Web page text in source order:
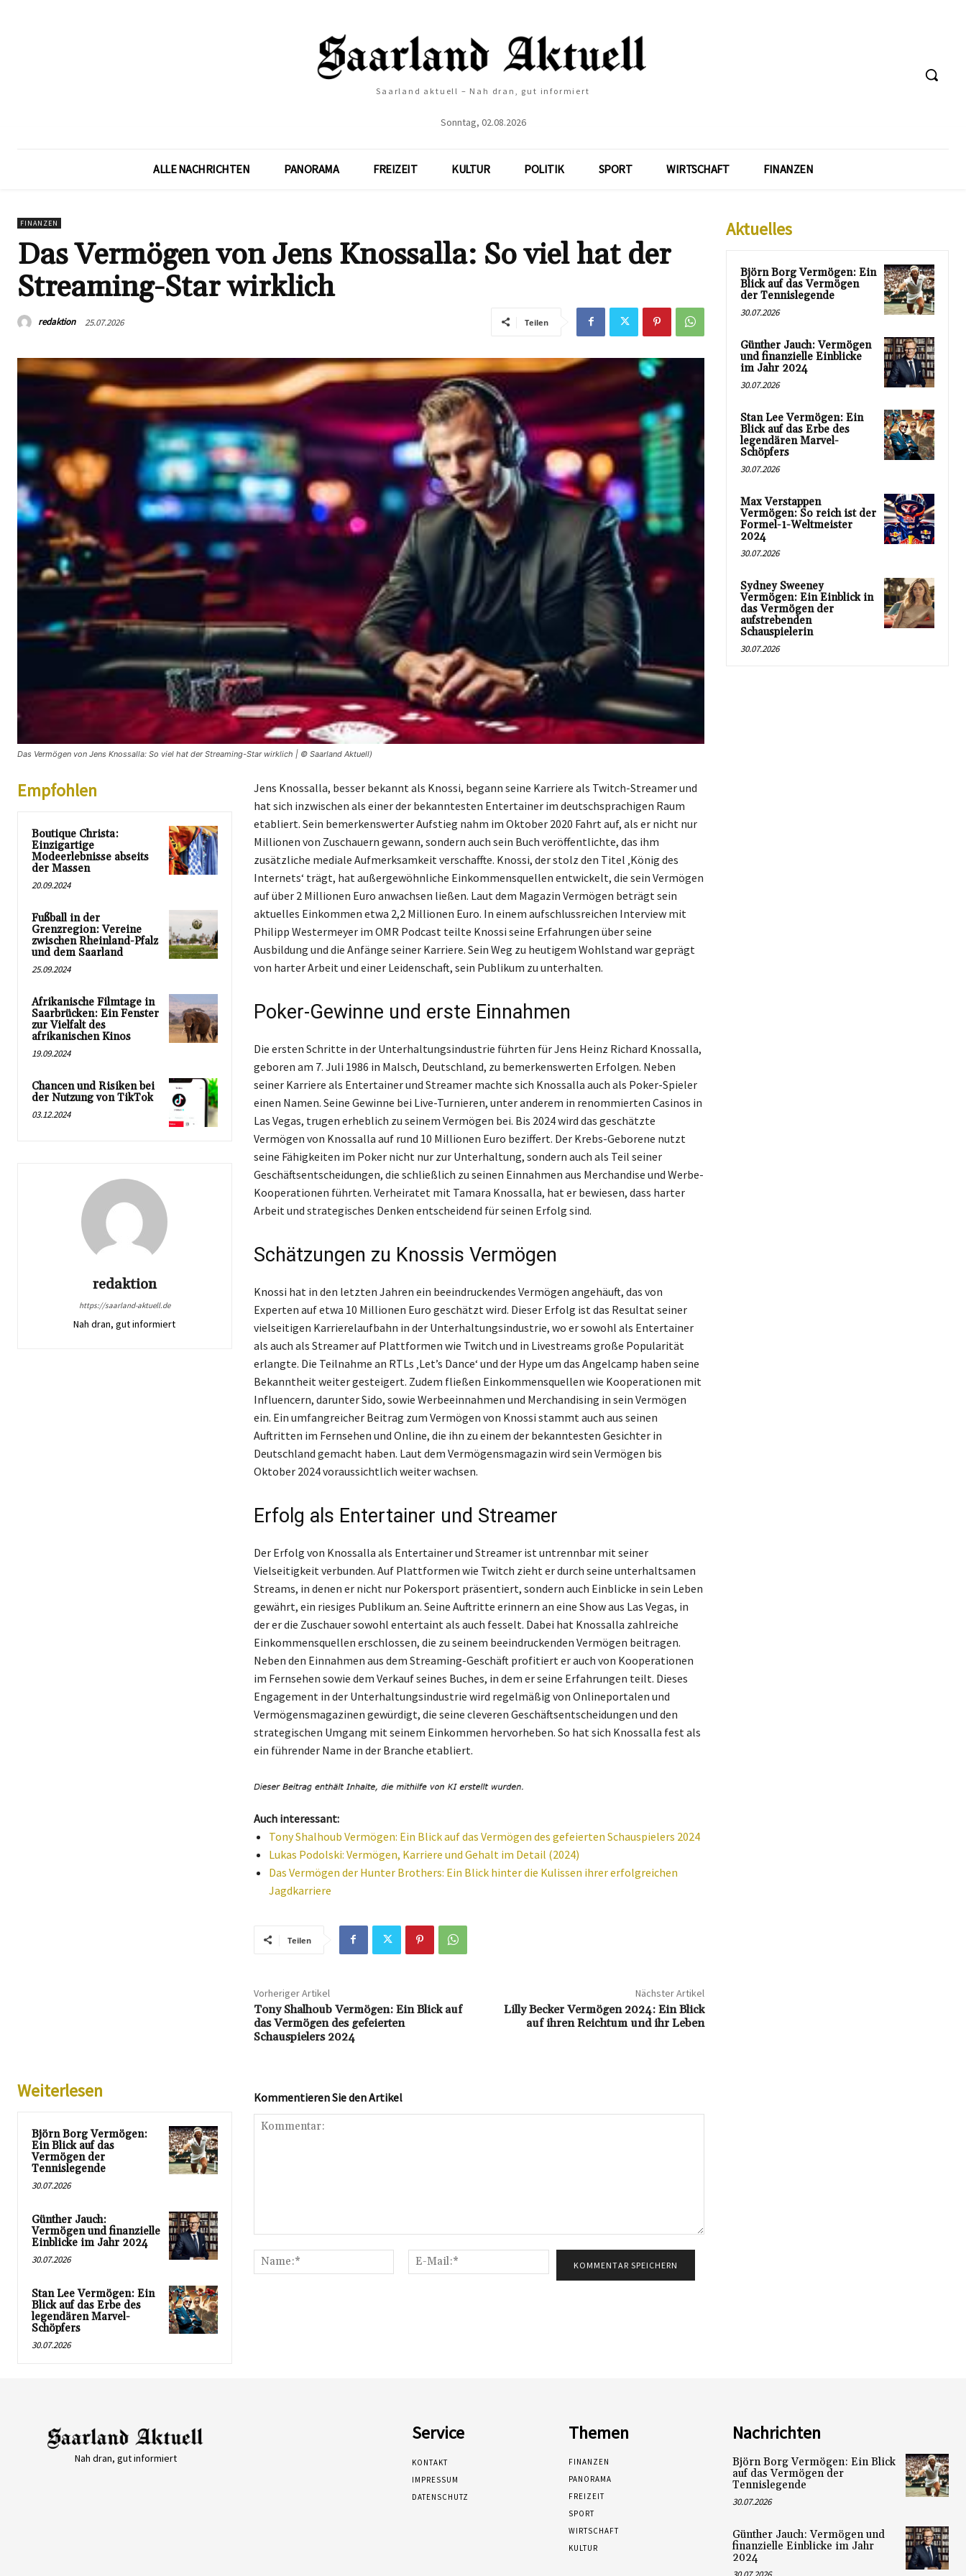
Saarland aktuell – Nah dran, gut informiert
Sonntag, 02.08.2026
ALLE NACHRICHTEN PANORAMA FREIZEIT KULTUR POLITIK SPORT WIRTSCHAFT FINANZEN
FINANZEN
Das Vermögen von Jens Knossalla: So viel hat der
Streaming-Star wirklich
redaktion 25.07.2026 Teilen
Das Vermögen von Jens Knossalla: So viel hat der Streaming-Star wirklich | © Saarland Aktuell)
Empfohlen
Boutique Christa:
Einzigartige
Modeerlebnisse abseits
der Massen
20.09.2024
Fußball in der
Grenzregion: Vereine
zwischen Rheinland-Pfalz
und dem Saarland
25.09.2024
Afrikanische Filmtage in
Saarbrücken: Ein Fenster
zur Vielfalt des
afrikanischen Kinos
19.09.2024
Chancen und Risiken bei
der Nutzung von TikTok
03.12.2024
redaktion
https://saarland-aktuell.de
Nah dran, gut informiert
Jens Knossalla, besser bekannt als Knossi, begann seine Karriere als Twitch-Streamer und
hat sich inzwischen als einer der bekanntesten Entertainer im deutschsprachigen Raum
etabliert. Sein bemerkenswerter Aufstieg nahm im Oktober 2020 Fahrt auf, als er nicht nur
Millionen von Zuschauern gewann, sondern auch sein Buch veröffentlichte, das ihm
zusätzliche mediale Aufmerksamkeit verschaffte. Knossi, der stolz den Titel ‚König des
Internets‘ trägt, hat außergewöhnliche Einkommensquellen entwickelt, die sein Vermögen
auf über 2 Millionen Euro anwachsen ließen. Laut dem Magazin Vermögen beträgt sein
aktuelles Einkommen etwa 2,2 Millionen Euro. In einem aufschlussreichen Interview mit
Philipp Westermeyer im OMR Podcast teilte Knossi seine Erfahrungen über seine
Ausbildung und die Anfänge seiner Karriere. Sein Weg zu heutigem Wohlstand war geprägt
von harter Arbeit und einer Leidenschaft, sein Publikum zu unterhalten.
Poker-Gewinne und erste Einnahmen
Die ersten Schritte in der Unterhaltungsindustrie führten für Jens Heinz Richard Knossalla,
geboren am 7. Juli 1986 in Malsch, Deutschland, zu bemerkenswerten Erfolgen. Neben
seiner Karriere als Entertainer und Streamer machte sich Knossalla auch als Poker-Spieler
einen Namen. Seine Gewinne bei Live-Turnieren, unter anderem in renommierten Casinos in
Las Vegas, trugen erheblich zu seinem Vermögen bei. Bis 2024 wird das geschätzte
Vermögen von Knossalla auf rund 10 Millionen Euro beziffert. Der Krebs-Geborene nutzt
seine Fähigkeiten im Poker nicht nur zur Unterhaltung, sondern auch als Teil seiner
Geschäftsentscheidungen, die schließlich zu seinen Einnahmen aus Merchandise und Werbe-
Kooperationen führten. Verheiratet mit Tamara Knossalla, hat er bewiesen, dass harter
Arbeit und strategisches Denken entscheidend für seinen Erfolg sind.
Schätzungen zu Knossis Vermögen
Knossi hat in den letzten Jahren ein beeindruckendes Vermögen angehäuft, das von
Experten auf etwa 10 Millionen Euro geschätzt wird. Dieser Erfolg ist das Resultat seiner
vielseitigen Karrierelaufbahn in der Unterhaltungsindustrie, wo er sowohl als Entertainer
als auch als Streamer auf Plattformen wie Twitch und in Livestreams große Popularität
erlangte. Die Teilnahme an RTLs ‚Let’s Dance‘ und der Hype um das Angelcamp haben seine
Bekanntheit weiter gesteigert. Zudem fließen Einkommensquellen wie Kooperationen mit
Influencern, darunter Sido, sowie Werbeeinnahmen und Merchandising in sein Vermögen
ein. Ein umfangreicher Beitrag zum Vermögen von Knossi stammt auch aus seinen
Auftritten im Fernsehen und Online, die ihn zu einem der bekanntesten Gesichter in
Deutschland gemacht haben. Laut dem Vermögensmagazin wird sein Vermögen bis
Oktober 2024 voraussichtlich weiter wachsen.
Erfolg als Entertainer und Streamer
Der Erfolg von Knossalla als Entertainer und Streamer ist untrennbar mit seiner
Vielseitigkeit verbunden. Auf Plattformen wie Twitch zieht er durch seine unterhaltsamen
Streams, in denen er nicht nur Pokersport präsentiert, sondern auch Einblicke in sein Leben
gewährt, ein riesiges Publikum an. Seine Auftritte erinnern an eine Show aus Las Vegas, in
der er die Zuschauer sowohl entertaint als auch fesselt. Dabei hat Knossalla zahlreiche
Einkommensquellen erschlossen, die zu seinem beeindruckenden Vermögen beitragen.
Neben den Einnahmen aus dem Streaming-Geschäft profitiert er auch von Kooperationen
im Fernsehen sowie dem Verkauf seines Buches, in dem er seine Erfahrungen teilt. Dieses
Engagement in der Unterhaltungsindustrie wird regelmäßig von Onlineportalen und
Vermögensmagazinen gewürdigt, die seine cleveren Geschäftsentscheidungen und den
strategischen Umgang mit seinem Einkommen hervorheben. So hat sich Knossalla fest als
ein führender Name in der Branche etabliert.
Auch interessant:
Tony Shalhoub Vermögen: Ein Blick auf das Vermögen des gefeierten Schauspielers 2024
Lukas Podolski: Vermögen, Karriere und Gehalt im Detail (2024)
Das Vermögen der Hunter Brothers: Ein Blick hinter die Kulissen ihrer erfolgreichen
Jagdkarriere
Teilen
Vorheriger Artikel
Tony Shalhoub Vermögen: Ein Blick auf
das Vermögen des gefeierten
Schauspielers 2024
Nächster Artikel
Lilly Becker Vermögen 2024: Ein Blick
auf ihren Reichtum und ihr Leben
Weiterlesen
Björn Borg Vermögen:
Ein Blick auf das
Vermögen der
Tennislegende
30.07.2026
Günther Jauch:
Vermögen und finanzielle
Einblicke im Jahr 2024
30.07.2026
Stan Lee Vermögen: Ein
Blick auf das Erbe des
legendären Marvel-
Schöpfers
30.07.2026
Kommentieren Sie den Artikel
Name:*
Mail:*
Aktuelles
Björn Borg Vermögen: Ein
Blick auf das Vermögen
der Tennislegende
30.07.2026
Günther Jauch: Vermögen
und finanzielle Einblicke
im Jahr 2024
30.07.2026
Stan Lee Vermögen: Ein
Blick auf das Erbe des
legendären Marvel-
Schöpfers
30.07.2026
Max Verstappen
Vermögen: So reich ist der
Formel-1-Weltmeister
2024
30.07.2026
Sydney Sweeney
Vermögen: Ein Einblick in
das Vermögen der
aufstrebenden
Schauspielerin
30.07.2026
Nah dran, gut informiert
Service
KONTAKT
IMPRESSUM
DATENSCHUTZ
Themen
FINANZEN
PANORAMA
FREIZEIT
SPORT
WIRTSCHAFT
KULTUR
Nachrichten
Björn Borg Vermögen: Ein Blick
auf das Vermögen der
Tennislegende
30.07.2026
Günther Jauch: Vermögen und
finanzielle Einblicke im Jahr
2024